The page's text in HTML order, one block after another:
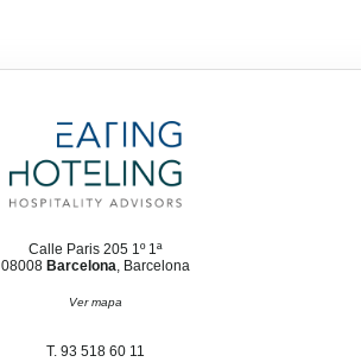
Calle Paris 205 1º 1ª
08008 Barcelona, Barcelona
Ver mapa
T. 93 518 60 11